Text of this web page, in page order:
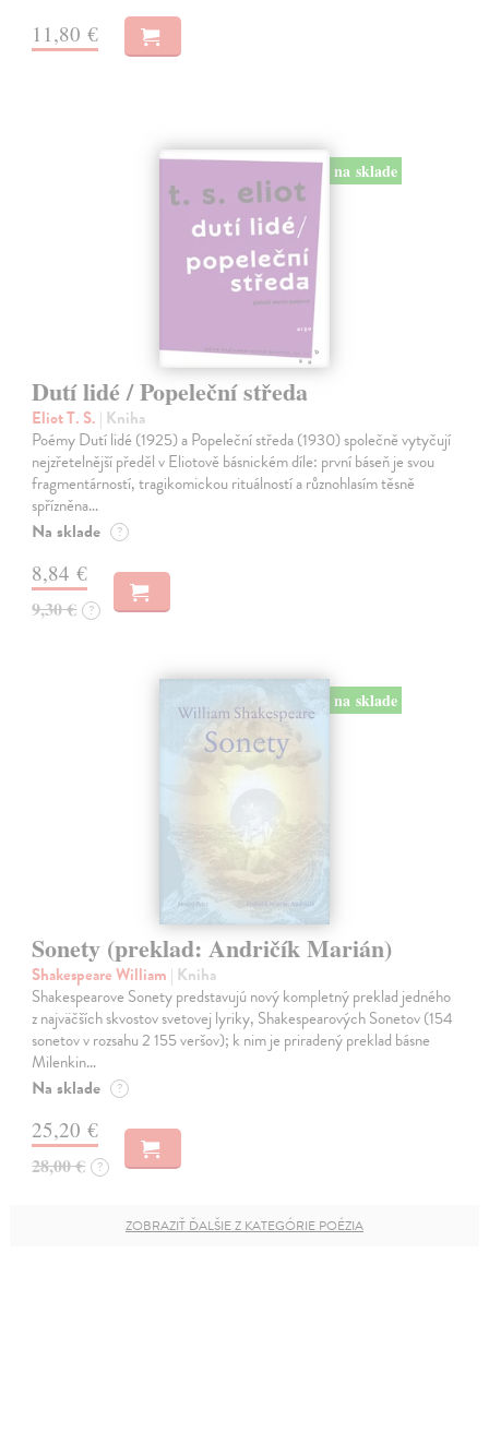
11,80 €
na sklade
Dutí lidé / Popeleční středa
Eliot T. S. | Kniha
Poémy Dutí lidé (1925) a Popeleční středa (1930) společně vytyčují
nejzřetelnější předěl v Eliotově básnickém díle: první báseň je svou
fragmentárností, tragikomickou rituálností a různohlasím těsně
spřízněna…
Na sklade ?
8,84 €
9,30 € ?
na sklade
Sonety (preklad: Andričík Marián)
Shakespeare William | Kniha
Shakespearove Sonety predstavujú nový kompletný preklad jedného
z najväčších skvostov svetovej lyriky, Shakespearových Sonetov (154
sonetov v rozsahu 2 155 veršov); k nim je priradený preklad básne
Milenkin…
Na sklade ?
25,20 €
28,00 € ?
ZOBRAZIŤ ĎALŠIE Z KATEGÓRIE POÉZIA